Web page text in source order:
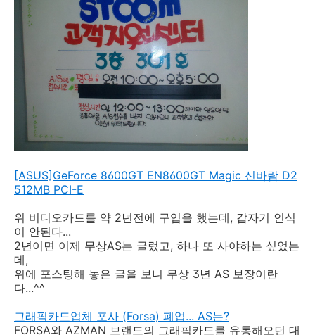
[ASUS]GeForce 8600GT EN8600GT Magic 신바람 D2
512MB PCI-E
위 비디오카드를 약 2년전에 구입을 했는데, 갑자기 인식
이 안된다...
2년이면 이제 무상AS는 글렀고, 하나 또 사야하는 싶었는
데,
위에 포스팅해 놓은 글을 보니 무상 3년 AS 보장이란
다...^^
그래픽카드업체 포사 (Forsa) 폐업... AS는?
FORSA와 AZMAN 브랜드의 그래픽카드를 유통해오던 대